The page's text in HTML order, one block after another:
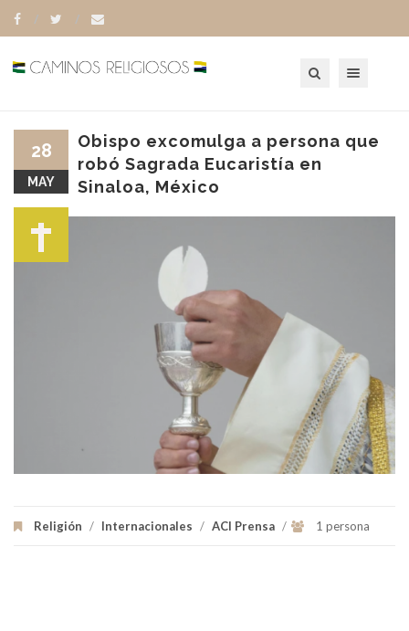
Obispo excomulga a persona que
robó Sagrada Eucaristía en
Sinaloa, México
Religión / Internacionales / ACI Prensa / 1 persona
28
MAY